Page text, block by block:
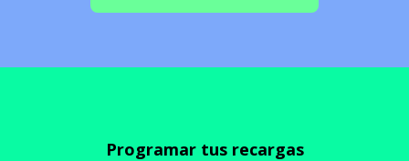
Programar tus recargas